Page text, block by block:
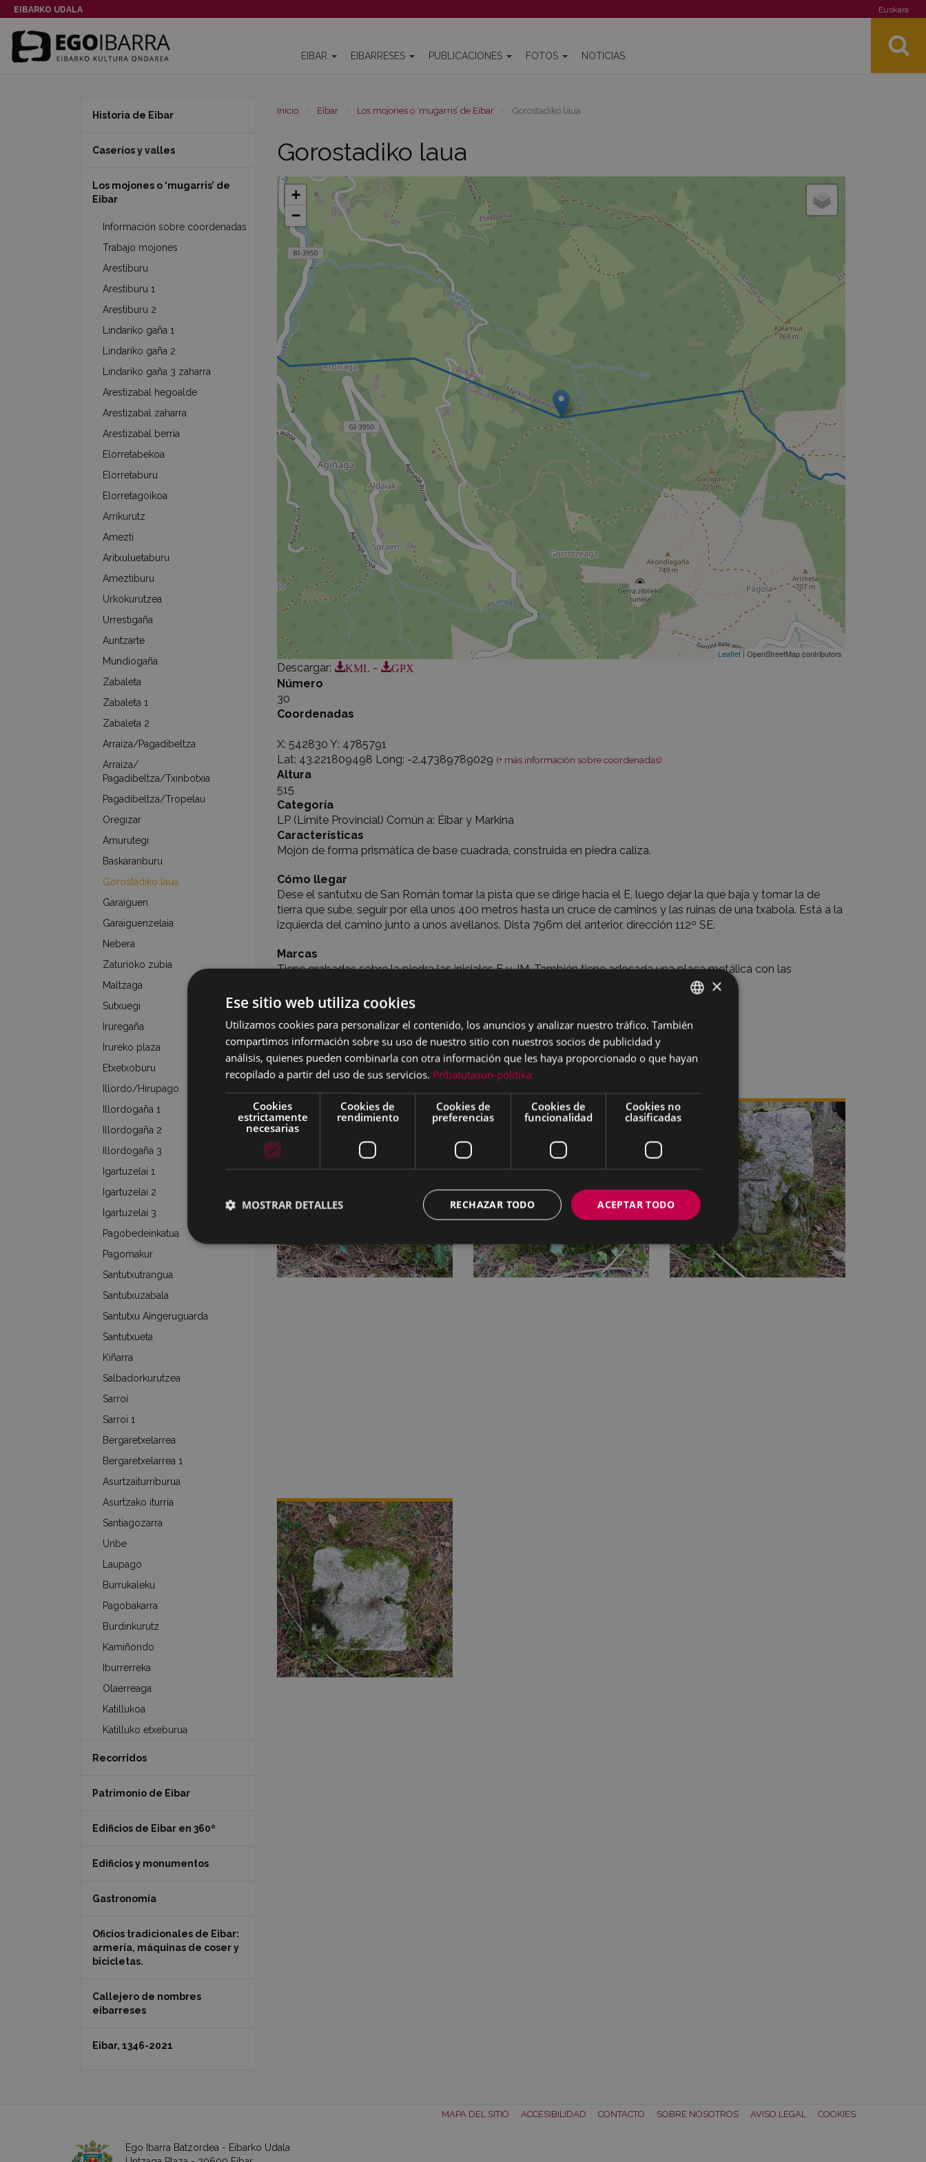
EIBARKO UDALA Euskara
EIBAR EIBARRESES PUBLICACIONES FOTOS NOTICIAS
Inicio Eibar Los mojones o ‘mugarris’ de Eibar Gorostadiko laua
Gorostadiko laua
+
−
Leaflet| OpenStreetMap contributors
Descargar: KML -
GPX
Número
30
Coordenadas
X: 542830 Y: 4785791
Lat: 43.221809498 Long: -2.47389789029 (+ más información sobre coordenadas)
Altura
515
Categoría
LP (Limite Provincial) Común a: Éibar y Markina
Características
Mojón de forma prismática de base cuadrada, construida en piedra caliza.
Cómo llegar
Dese el santutxu de San Román tomar la pista que se dirige hacia el E, luego dejar la que baja y tomar la de
tierra que sube, seguir por ella unos 400 metros hasta un cruce de caminos y las ruinas de una txabola. Está a la
izquierda del camino junto a unos avellanos. Dista 796m del anterior, dirección 112º SE.
Marcas
Tiene grabadas sobre la piedra las iniciales E y JM. También tiene adosada una placa metálica con las
Fotos
Haz clic en las fotos para verlas en formato grande
Historia de Eibar
Caseríos y valles
Los mojones o ‘mugarris’ de
Eibar
Información sobre coordenadas
Trabajo mojones
Arestiburu
Arestiburu 1
Arestiburu 2
Lindariko gaña 1
Lindariko gaña 2
Lindariko gaña 3 zaharra
Arestizabal hegoalde
Arestizabal zaharra
Arestizabal berria
Elorretabekoa
Elorretaburu
Elorretagoikoa
Arrikurutz
Amezti
Aritxuluetaburu
Ameztiburu
Urkokurutzea
Urrestigaña
Auntzarte
Mundiogaña
Zabaleta
Zabaleta 1
Zabaleta 2
Arraiza/Pagadibeltza
Arraiza/
Pagadibeltza/Txinbotxia
Pagadibeltza/Tropelau
Oregizar
Amurutegi
Baskaranburu
Gorostadiko laua
Garaiguen
Garaiguenzelaia
Nebera
Zaturioko zubia
Maltzaga
Sutxuegi
Iruregaña
Irureko plaza
Etxetxoburu
Illordo/Hirupago
Illordogaña 1
Illordogaña 2
Illordogaña 3
Igartuzelai 1
Igartuzelai 2
Igartuzelai 3
Pagobedeinkatua
Pagomakur
Santutxutrangua
Santutxuzabala
Santutxu Aingeruguarda
Santutxueta
Kiñarra
Salbadorkurutzea
Sarroi
Sarroi 1
Bergaretxelarrea
Bergaretxelarrea 1
Asurtzaiturriburua
Asurtzako iturria
Santiagozarra
Unbe
Laupago
Burrukaleku
Pagobakarra
Burdinkurutz
Kamiñondo
Iburrerreka
Olaerreaga
Katillukoa
Katilluko etxeburua
Recorridos
Patrimonio de Eibar
Edificios de Eibar en 360º
Edificios y monumentos
Gastronomía
Oficios tradicionales de Eibar:
armería, máquinas de coser y
bicicletas.
Callejero de nombres
eibarreses
Eibar, 1346-2021
MAPA DEL SITIO ACCESIBILIDAD CONTACTO SOBRE NOSOTROS AVISO LEGAL COOKIES
Ego Ibarra Batzordea - Eibarko Udala
BASQUE
×
Ese sitio web utiliza cookies
Utilizamos cookies para personalizar el contenido, los anuncios y analizar nuestro tráfico. También
compartimos información sobre su uso de nuestro sitio con nuestros socios de publicidad y
análisis, quienes pueden combinarla con otra información que les haya proporcionado o que hayan
recopilado a partir del uso de sus servicios. Pribatutasun-politika
Cookies
estrictamente
necesarias
Cookies de
rendimiento
Cookies de
preferencias
Cookies de
funcionalidad
Cookies no
clasificadas
ACEPTAR TODO
RECHAZAR TODO
MOSTRAR DETALLES